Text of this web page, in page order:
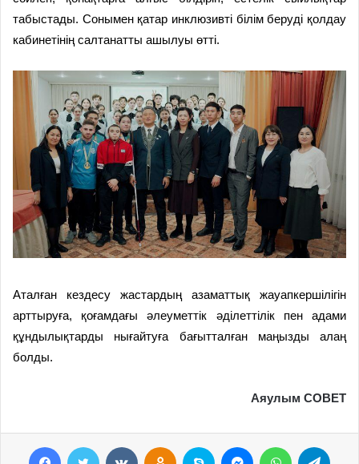
табыстады. Сонымен қатар инклюзивті білім беруді қолдау
кабинетінің салтанатты ашылуы өтті.
Аталған кездесу жастардың азаматтық жауапкершілігін
арттыруға, қоғамдағы әлеуметтік әділеттілік пен адами
құндылықтарды нығайтуға бағытталған маңызды алаң
болды.
Аяулым СОВЕТ